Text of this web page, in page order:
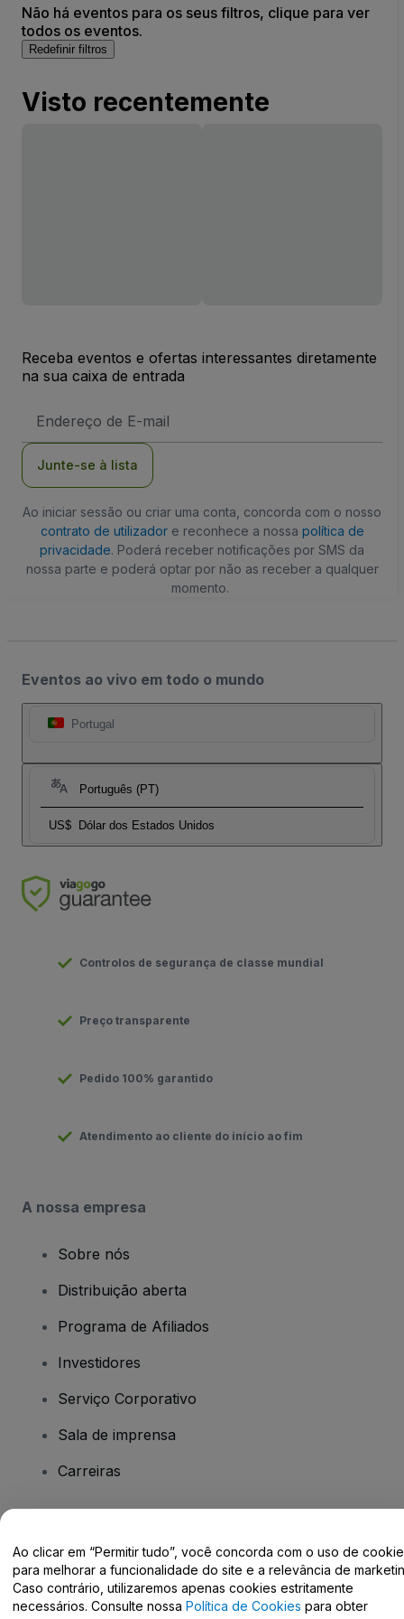
Não há eventos para os seus filtros, clique para ver
todos os eventos.
Redefinir filtros
Visto recentemente
Receba eventos e ofertas interessantes diretamente
na sua caixa de entrada
de
Junte-se à lista
Ao iniciar sessão ou criar uma conta, concorda com o nosso
contrato de utilizadore reconhece a nossa política de
privacidade. Poderá receber notificações por SMS da
nossa parte e poderá optar por não as receber a qualquer
momento.
Eventos ao vivo em todo o mundo
Portugal
Português (PT)
US$ Dólar dos Estados Unidos
Controlos de segurança de classe mundial
Preço transparente
Pedido 100% garantido
Atendimento ao cliente do início ao fim
A nossa empresa
Sobre nós
Distribuição aberta
Programa de Afiliados
Investidores
Serviço Corporativo
Sala de imprensa
Carreiras
Centro de Ajuda / Fale Conosco
Ao clicar em “Permitir tudo”, você concorda com o uso de
para melhorar a funcionalidade do site e a relevância de
Caso contrário, utilizaremos apenas cookies estritamente
necessários. Consulte nossa Política de Cookies para obter